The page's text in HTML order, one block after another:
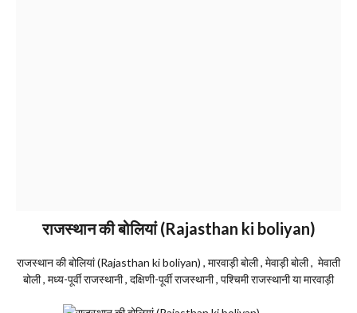
राजस्थानकी बोलियां (Rajasthan ki boliyan)
राजस्थान की बोलियां (Rajasthan ki boliyan) , मारवाड़ी बोली , मेवाड़ी बोली , मेवाती
बोली , मध्य-पूर्वी राजस्थानी , दक्षिणी-पूर्वी राजस्थानी , पश्चिमी राजस्थानी या मारवाड़ी